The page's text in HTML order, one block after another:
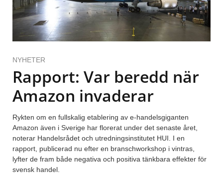
NYHETER
Rapport: Var beredd när
Amazon invaderar
Rykten om en fullskalig etablering av e-handelsgiganten
Amazon även i Sverige har florerat under det senaste året,
noterar Handelsrådet och utredningsinstitutet HUI. I en
rapport, publicerad nu efter en branschworkshop i vintras,
lyfter de fram både negativa och positiva tänkbara effekter för
svensk handel.